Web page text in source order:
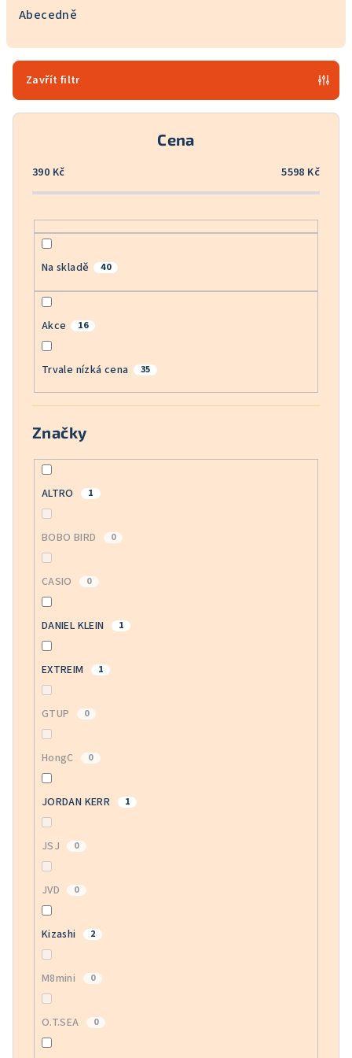
r
o
Abecedně
Zavřít filtr
Cena
390 Kč 5598 Kč
Na skladě 40
Akce 16
Trvale nízká cena 35
Značky
ALTRO 1
BOBO BIRD 0
CASIO 0
DANIEL KLEIN 1
EXTREIM 1
GTUP 0
HongC 0
JORDAN KERR 1
JSJ 0
JVD 0
Kizashi 2
M8mini 0
O.T.SEA 0